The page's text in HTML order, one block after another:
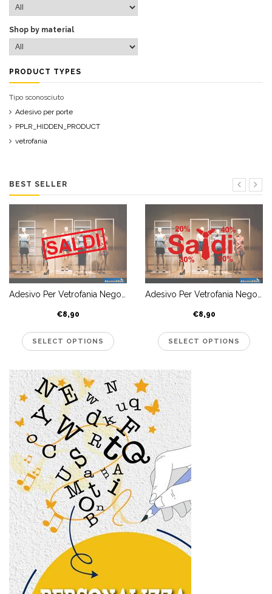
PRODOTTI COVID-19
PROMOZIONI
TAPPETI ADESIVI
VETROFANIE SALDI (8)
VIAGGIARE
Shop by material
PRODUCT TYPES
Tipo sconosciuto
Adesivo per porte
PPLR_HIDDEN_PRODUCT
vetrofania
BEST SELLER
€8,90 €8,90